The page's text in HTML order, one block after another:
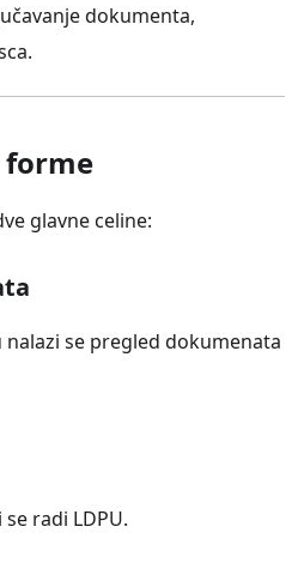
dokumenta,
forme
glavne celine:
se pregled dokumenata
radi LDPU.